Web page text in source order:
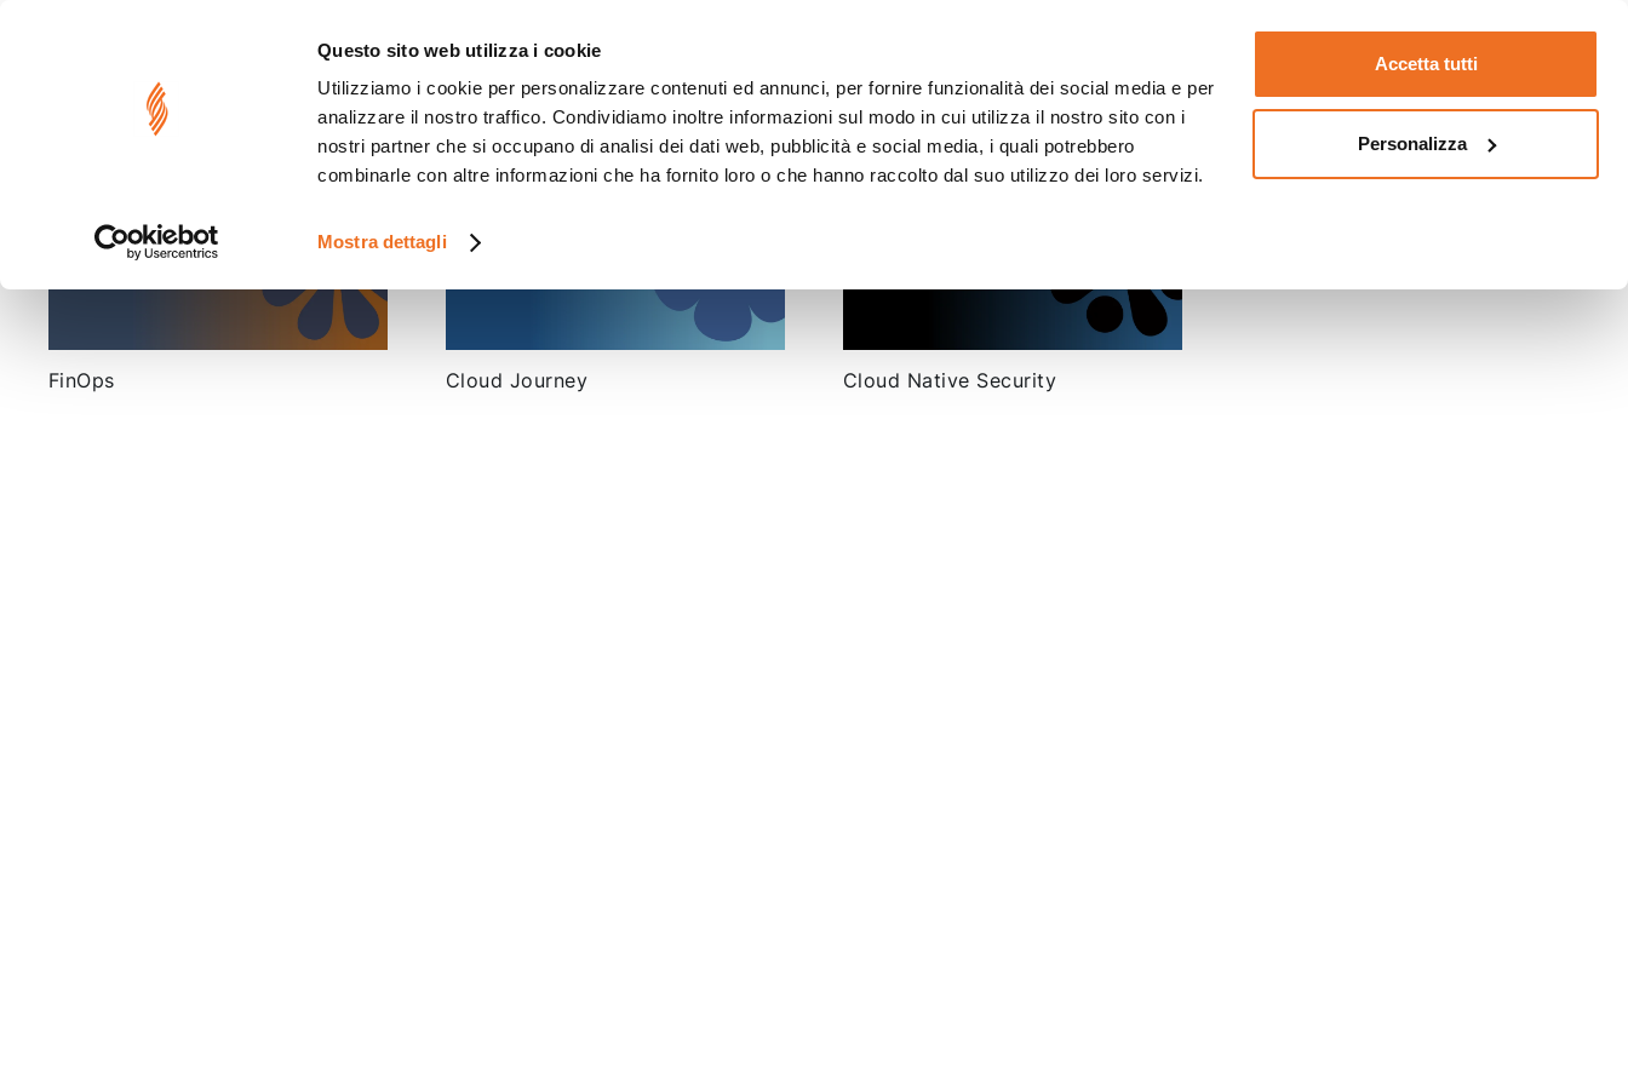
Questo sito web utilizza i cookie
Utilizziamo i cookie per personalizzare contenuti ed annunci, per fornire funzionalità dei social media e per
analizzare il nostro traffico. Condividiamo inoltre informazioni sul modo in cui utilizza il nostro sito con i
nostri partner che si occupano di analisi dei dati web, pubblicità e social media, i quali potrebbero
combinarle con altre informazioni che ha fornito loro o che hanno raccolto dal suo utilizzo dei loro servizi.
Mostra dettagli
Accetta tutti
Personalizza
Cloud Journey En
FinOps Cloud Journey Cloud Native Security